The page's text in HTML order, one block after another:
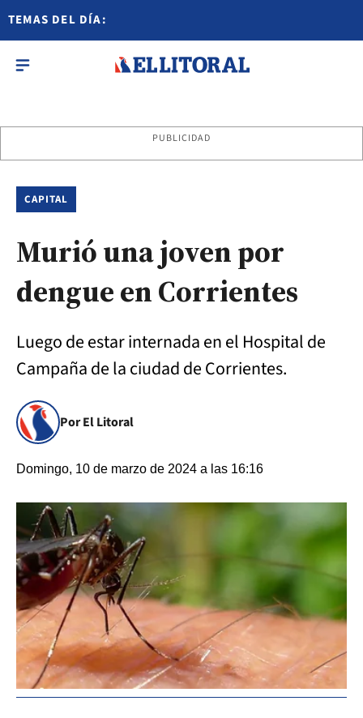
TEMAS DEL DÍA:
PUBLICIDAD
CAPITAL
Murió una joven por
dengue en Corrientes
Luego de estar internada en el Hospital de
Campaña de la ciudad de Corrientes.
Por El Litoral
Domingo, 10 de marzo de 2024 a las 16:16